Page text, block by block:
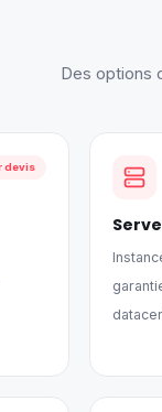
Des options
devis